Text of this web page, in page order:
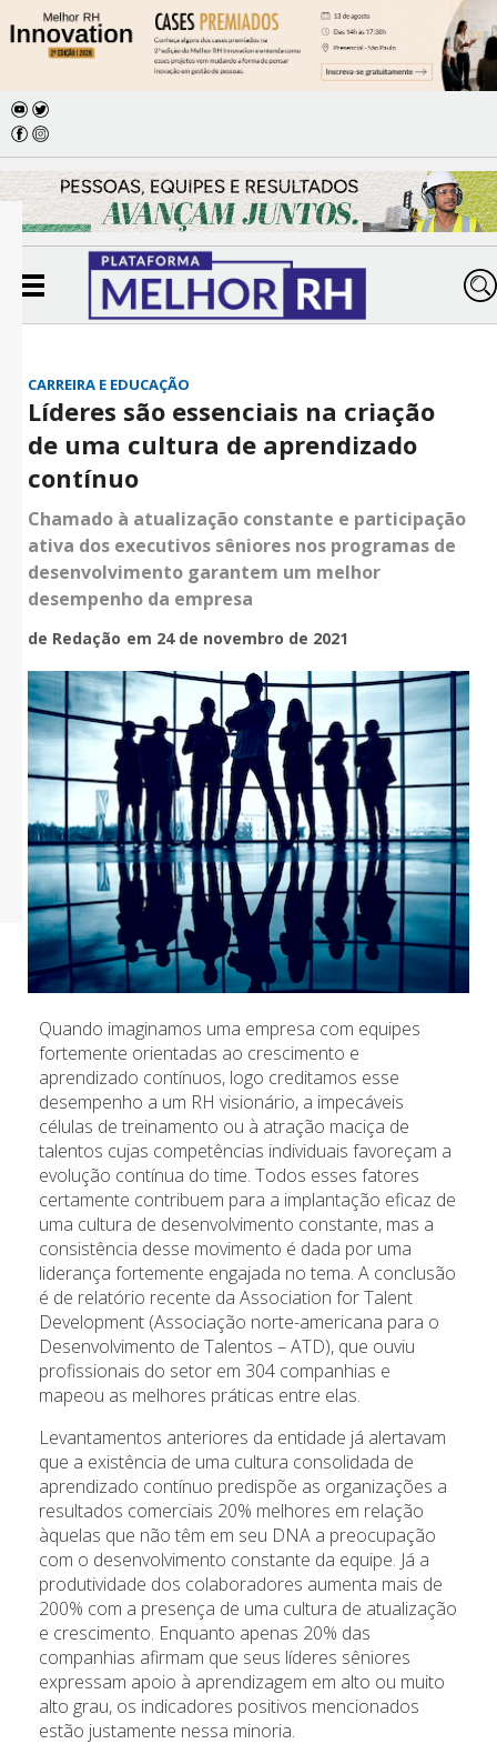
CARREIRA E EDUCAÇÃO
Líderes são essenciais na criação
de uma cultura de aprendizado
contínuo
Chamado à atualização constante e participação
ativa dos executivos sêniores nos programas de
desenvolvimento garantem um melhor
desempenho da empresa
de Redação em 24 de novembro de 2021
Quando imaginamos uma empresa com equipes
fortemente orientadas ao crescimento e
aprendizado contínuos, logo creditamos esse
desempenho a um RH visionário, a impecáveis
células de treinamento ou à atração maciça de
talentos cujas competências individuais favoreçam a
evolução contínua do time. Todos esses fatores
certamente contribuem para a implantação eficaz de
uma cultura de desenvolvimento constante, mas a
consistência desse movimento é dada por uma
liderança fortemente engajada no tema. A conclusão
é de relatório recente da Association for Talent
Development (Associação norte-americana para o
Desenvolvimento de Talentos – ATD), que ouviu
profissionais do setor em 304 companhias e
mapeou as melhores práticas entre elas.
Levantamentos anteriores da entidade já alertavam
que a existência de uma cultura consolidada de
aprendizado contínuo predispõe as organizações a
resultados comerciais 20% melhores em relação
àquelas que não têm em seu DNA a preocupação
com o desenvolvimento constante da equipe. Já a
produtividade dos colaboradores aumenta mais de
200% com a presença de uma cultura de atualização
e crescimento. Enquanto apenas 20% das
companhias afirmam que seus líderes sêniores
expressam apoio à aprendizagem em alto ou muito
alto grau, os indicadores positivos mencionados
estão justamente nessa minoria.